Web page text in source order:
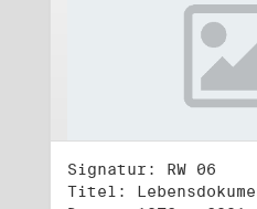
Signatur: RW 06
Titel: